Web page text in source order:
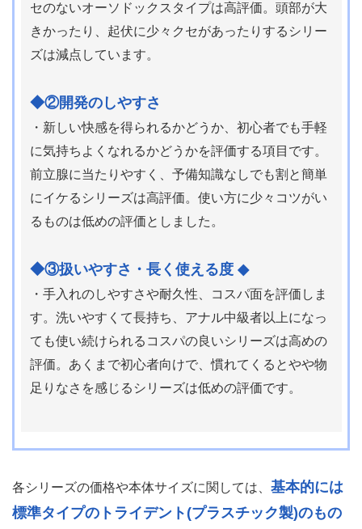
セのないオーソドックスタイプは高評価。頭部が大
きかったり、起伏に少々クセがあったりするシリー
ズは減点しています。
◆②開発のしやすさ
・新しい快感を得られるかどうか、初心者でも手軽
に気持ちよくなれるかどうかを評価する項目です。
前立腺に当たりやすく、予備知識なしでも割と簡単
にイケるシリーズは高評価。使い方に少々コツがい
るものは低めの評価としました。
◆③扱いやすさ・長く使える度 ◆
・手入れのしやすさや耐久性、コスパ面を評価しま
す。洗いやすくて長持ち、アナル中級者以上になっ
ても使い続けられるコスパの良いシリーズは高めの
評価。あくまで初心者向けで、慣れてくるとやや物
足りなさを感じるシリーズは低めの評価です。
各シリーズの価格や本体サイズに関しては、 基本的には
標準タイプのトライデント(プラスチック製)のもの